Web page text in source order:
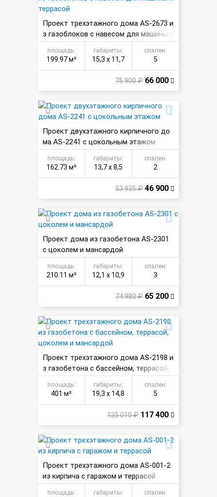
Проект трехэтажного дома AS-2673 и
з газоблоков с навесом для машины и
террасой
площадь:
199.97 м²
габариты:
15,3 х 11,7
спален:
5
75 900 ₽ 66 000
Проект двухэтажного кирпичного до
ма AS-2241 с цокольным этажом
площадь:
162.73 м²
габариты:
13,7 х 8,5
спален:
2
53 935 ₽ 46 900
Проект дома из газобетона AS-2301
с цоколем и мансардой
площадь:
210.11 м²
габариты:
12,1 х 10,9
спален:
3
74 980 ₽ 65 200
Проект трехэтажного дома AS-2198 и
з газобетона с бассейном, террасой,
цоколем и мансардой
площадь:
401 м²
габариты:
19,3 х 14,8
спален:
5
135 010 ₽ 117 400
Проект трехэтажного дома AS-001-2
из кирпича с гаражом и террасой
площадь: габариты: спален: